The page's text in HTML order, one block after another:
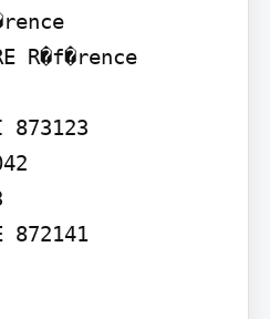
R�f�rence
873123
872141